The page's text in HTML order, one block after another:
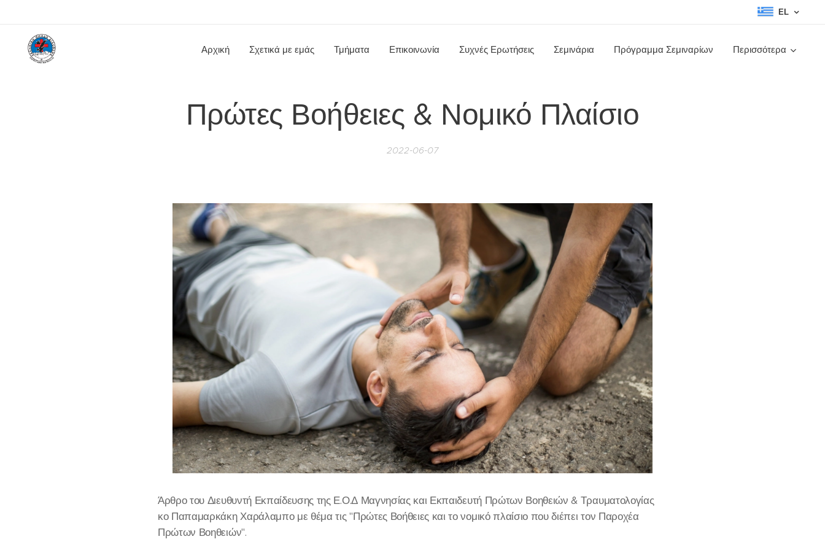
EL
Αρχική Σχετικά με εμάς Τμήματα Επικοινωνία Συχνές Ερωτήσεις Σεμινάρια Πρόγραμμα Σεμιναρίων Περισσότερα
Πρώτες Βοήθειες & Νομικό Πλαίσιο
2022-06-07
Άρθρο του Διευθυντή Εκπαίδευσης της Ε.Ο.Δ Μαγνησίας και Εκπαιδευτή Πρώτων Βοηθειών & Τραυματολογίας
κο Παπαμαρκάκη Χαράλαμπο με θέμα τις "Πρώτες Βοήθειες και το νομικό πλαίσιο που διέπει τον Παροχέα
Πρώτων Βοηθειών".